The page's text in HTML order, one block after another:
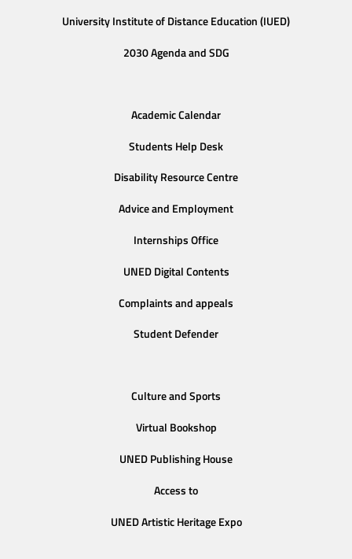
University Institute of Distance Education (IUED)
2030 Agenda and SDG
Academic Calendar
Students Help Desk
Disability Resource Centre
Advice and Employment
Internships Office
UNED Digital Contents
Complaints and appeals
Student Defender
Culture and Sports
Virtual Bookshop
UNED Publishing House
Access to
UNED Artistic Heritage Expo